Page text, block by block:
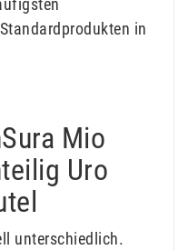
in
Mio
Uro
unterschiedlich.